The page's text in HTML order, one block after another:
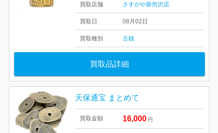
買取店舗 さすがや新所沢店
買取日 08月02日
買取種別 古銭
買取品詳細
天保通宝 まとめて
買取金額 16,000 円